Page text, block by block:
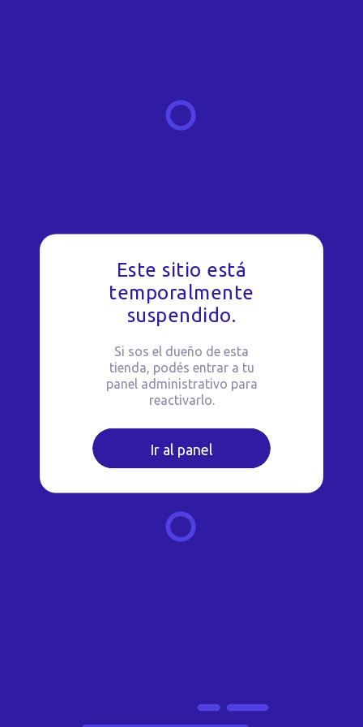
Este sitio está
temporalmente
suspendido.
Si sos el dueño de esta
tienda, podés entrar a tu
panel administrativo para
reactivarlo.
Ir al panel